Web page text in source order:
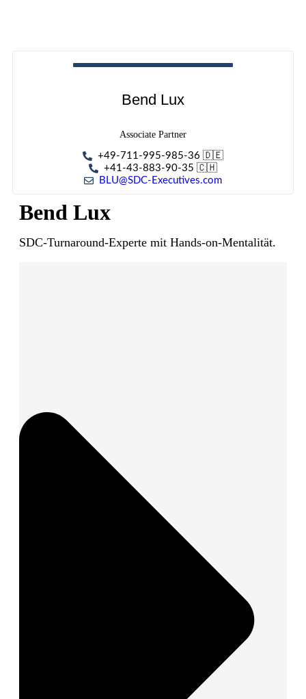
Bend Lux
Associate Partner
+49-711-995-985-36 🇩🇪
+41-43-883-90-35 🇨🇭
BLU@SDC-Executives.com
Bend Lux
SDC-Turnaround-Experte mit Hands-on-Mentalität.